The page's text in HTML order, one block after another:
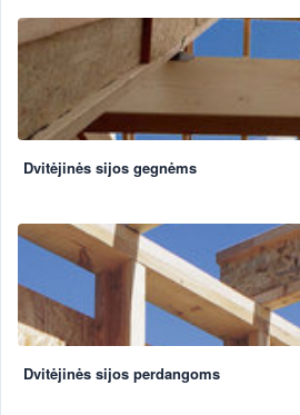
Dvitėjinės sijos gegnėms
Dvitėjinės sijos perdangoms